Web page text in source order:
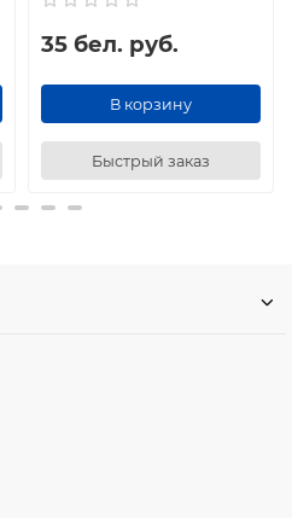
35 бел. руб.
В корзину
Быстрый заказ